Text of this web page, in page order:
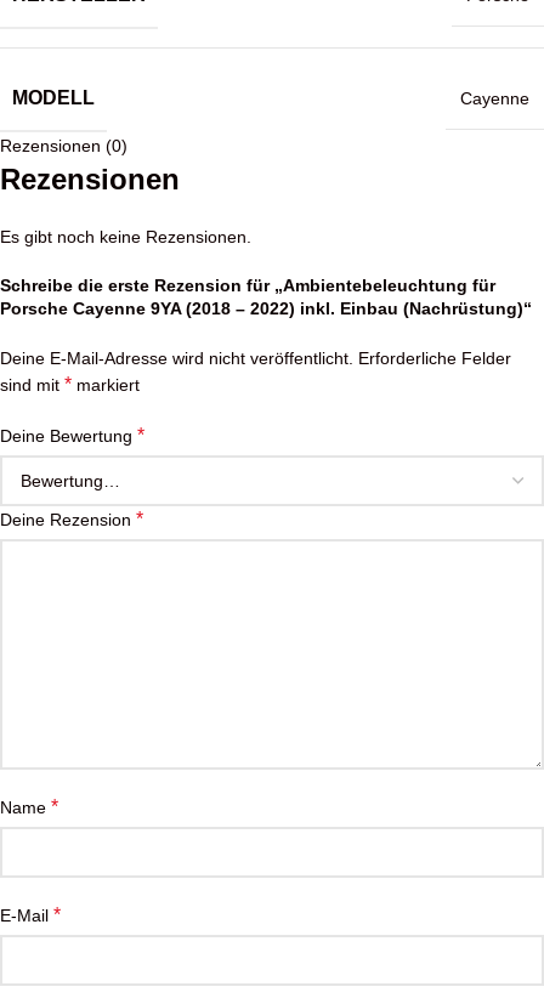
MODELL Cayenne
Rezensionen (0)
Rezensionen
Es gibt noch keine Rezensionen.
Schreibe die erste Rezension für „Ambientebeleuchtung für
Porsche Cayenne 9YA (2018 – 2022) inkl. Einbau (Nachrüstung)“
Deine E-Mail-Adresse wird nicht veröffentlicht. Erforderliche Felder
sind mit * markiert
Deine Bewertung *
Deine Rezension *
Name *
E-Mail *